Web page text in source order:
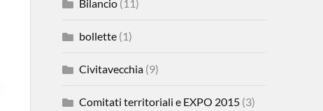
Bilancio(11)
bollette(1)
Civitavecchia(9)
Comitati territoriali e EXPO 2015(3)